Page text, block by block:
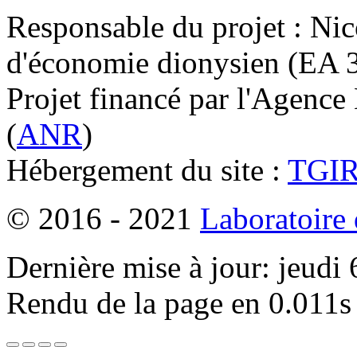
Responsable du projet :
d'économie dionysien
Projet financé par l'Agence
(ANR)
Hébergement du site :
© 2016 - 2021 Laboratoire
Dernière mise à jour:
Rendu de la page en 0.011s